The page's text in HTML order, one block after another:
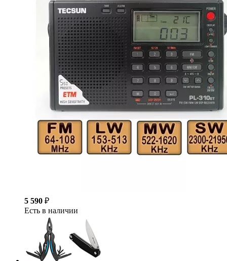
5 590 ₽
Есть в наличии